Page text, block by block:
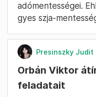
adómentességei.
gyes szja-
Presinszky Judit
Orbán Viktor
feladatait